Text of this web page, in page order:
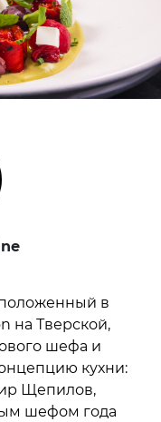
в
на Тверской,
шефа и
кухни:
Щепилов,
шефом года